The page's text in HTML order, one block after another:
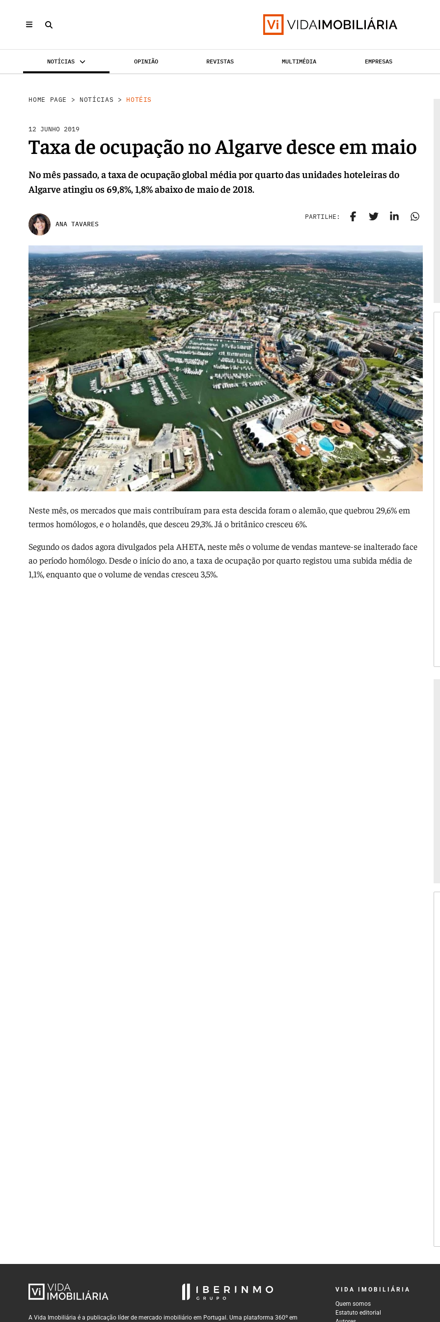
NOTÍCIAS OPINIÃO REVISTAS MULTIMÉDIA EMPRESAS
HOME PAGE > NOTÍCIAS > HOTÉIS
12 JUNHO 2019
Taxa de ocupação no Algarve desce em maio
No mês passado, a taxa de ocupação global média por quarto das unidades hoteleiras do
Algarve atingiu os 69,8%, 1,8% abaixo de maio de 2018.
ANA TAVARES
PARTILHE:
Neste mês, os mercados que mais contribuíram para esta descida foram o alemão, que quebrou 29,6% em
termos homólogos, e o holandês, que desceu 29,3%. Já o britânico cresceu 6%.
Segundo os dados agora divulgados pela AHETA, neste mês o volume de vendas manteve-se inalterado face
ao período homólogo. Desde o início do ano, a taxa de ocupação por quarto registou uma subida média de
1,1%, enquanto que o volume de vendas cresceu 3,5%.
A Vida Imobiliária é a publicação líder de mercado imobiliário em Portugal. Uma plataforma 360º em
VIDA IMOBILIÁRIA
Quem somos
Estatuto editorial